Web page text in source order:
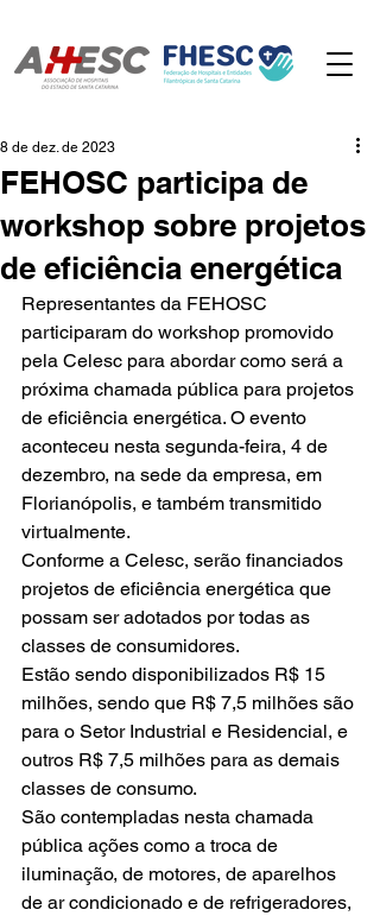
FEHOSC participa de
workshop sobre projetos
de eficiência energética
8 de dez. de 2023
Representantes da FEHOSC
participaram do workshop promovido
pela Celesc para abordar como será a
próxima chamada pública para projetos
de eficiência energética. O evento
aconteceu nesta segunda-feira, 4 de
dezembro, na sede da empresa, em
Florianópolis, e também transmitido
virtualmente.
Conforme a Celesc, serão financiados
projetos de eficiência energética que
possam ser adotados por todas as
classes de consumidores.
Estão sendo disponibilizados R$ 15
milhões, sendo que R$ 7,5 milhões são
para o Setor Industrial e Residencial, e
outros R$ 7,5 milhões para as demais
classes de consumo.
São contempladas nesta chamada
pública ações como a troca de
iluminação, de motores, de aparelhos
de ar condicionado e de refrigeradores,